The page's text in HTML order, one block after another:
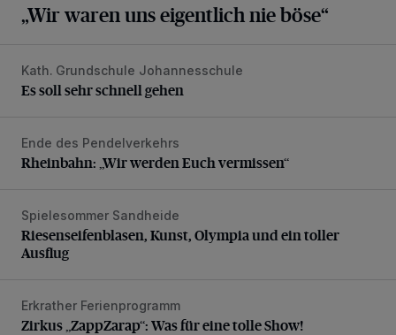
„Wir waren uns eigentlich nie böse“
Es soll sehr schnell gehen
Kath. Grundschule Johannesschule
Es soll sehr schnell gehen
Rheinbahn: „Wir werden Euch vermissen“
Ende des Pendelverkehrs
Rheinbahn: „Wir werden Euch vermissen“
Riesenseifenblasen, Kunst, Olympia und ein toller Ausflug
Spielesommer Sandheide
Riesenseifenblasen, Kunst, Olympia und ein toller
Ausflug
Zirkus „ZappZarap“: Was für eine tolle Show!
Erkrather Ferienprogramm
Zirkus „ZappZarap“: Was für eine tolle Show!